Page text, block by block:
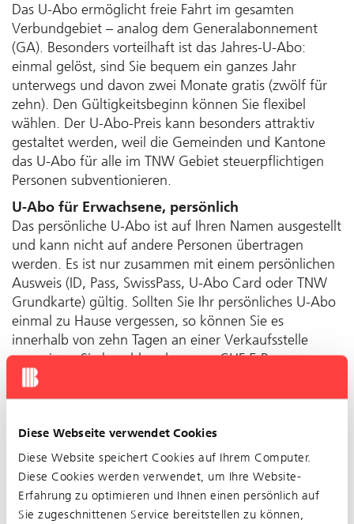
Diese Webseite verwendet Cookies
Diese Website speichert Cookies auf Ihrem Computer.
Diese Cookies werden verwendet, um Ihre Website-
Erfahrung zu optimieren und Ihnen einen persönlich auf
Sie zugeschnittenen Service bereitstellen zu können,
Das U-Abo ermöglicht freie Fahrt im gesamten
Verbundgebiet – analog dem General­abonnement
(GA). Besonders vorteilhaft ist das Jahres-U-Abo:
einmal gelöst, sind Sie bequem ein ganzes Jahr
unterwegs und davon zwei Monate gratis (zwölf für
zehn). Den Gültigkeitsbeginn können Sie flexibel
wählen. Der U-Abo-Preis kann besonders attraktiv
gestaltet werden, weil die Gemein­den und Kantone
das U-Abo für alle im TNW Gebiet steuer­pflichtigen
Personen sub­ven­tionieren.
U-Abo für Erwachsene, persönlich
Das persönliche U-Abo ist auf Ihren Namen ausgestellt
und kann nicht auf andere Personen übertragen
werden. Es ist nur zusammen mit einem persönlichen
Ausweis (ID, Pass, SwissPass, U-Abo Card oder TNW
Grundkarte) gültig. Sollten Sie Ihr persönliches U-Abo
einmal zu Hause vergessen, so können Sie es
innerhalb von zehn Tagen an einer Verkaufsstelle
vorweisen. Sie be­zahlen dann nur CHF 5 Be­
arbeitungs­gebühr und nicht den Zuschlag für Fahrten
ohne gültigen Fahrausweis von mindestens CHF 100.
gegen eine Be­arbeitungs­gebühr von CHF 30 ersetzt.
U-Abo für Erwachsene, übertragbar
Das übertragbare U-Abo ist zwar auch auf Ihren
Namen ausgestellt, kann aber an andere Personen
weiter­gegeben werden. Bei Verlust gibt es keinen